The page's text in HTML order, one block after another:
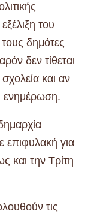
του
δημότες
δεν τίθεται
και αν
ενημέρωση.
επιφυλακή για
και την Τρίτη
τις